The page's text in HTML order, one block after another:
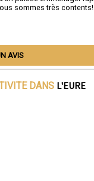
sommes très contents!
AVIS
DANS L'EURE